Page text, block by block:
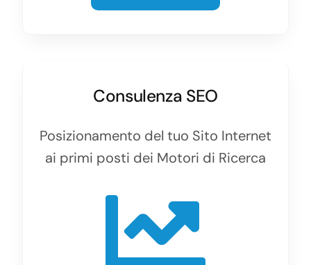
Consulenza SEO
Posizionamento del tuo Sito Internet
ai primi posti dei Motori di Ricerca